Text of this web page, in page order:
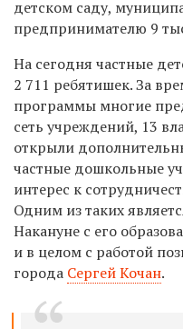
детском саду,
предпринимателю 9
На сегодня частные
2 711 ребятишек. За
программы многие
сеть учреждений, 13
открыли
частные дошкольные
интерес к
Одним из таких
Накануне с его
и в целом с работой
города Сергей Кочан.